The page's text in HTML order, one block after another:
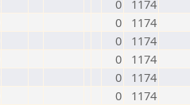
0
1174
0
1174
0
1174
0
1174
0
1174
0
1174